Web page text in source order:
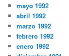
mayo 1992
abril 1992
marzo 1992
febrero 1992
enero 1992